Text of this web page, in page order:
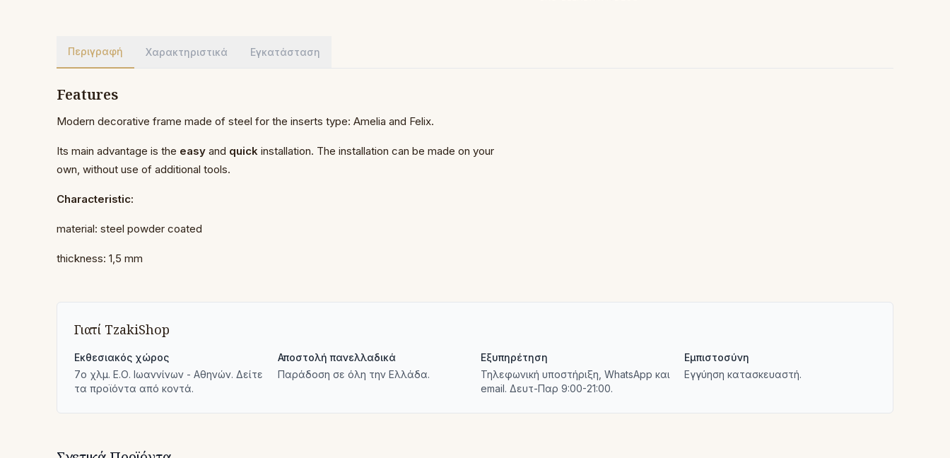
Περιγραφή Χαρακτηριστικά Εγκατάσταση
Features
Modern decorative frame made of steel for the inserts type: Amelia and Felix.
Its main advantage is the easy and quick installation. The installation can be made on your
own, without use of additional tools.
Characteristic:
material: steel powder coated
thickness: 1,5 mm
Γιατί TzakiShop
Εκθεσιακός χώρος
7ο χλμ. Ε.Ο. Ιωαννίνων - Αθηνών. Δείτε
τα προϊόντα από κοντά.
Αποστολή πανελλαδικά
Παράδοση σε όλη την Ελλάδα.
Εξυπηρέτηση
Τηλεφωνική υποστήριξη, WhatsApp και
email. Δευτ-Παρ 9:00-21:00.
Εμπιστοσύνη
Εγγύηση κατασκευαστή.